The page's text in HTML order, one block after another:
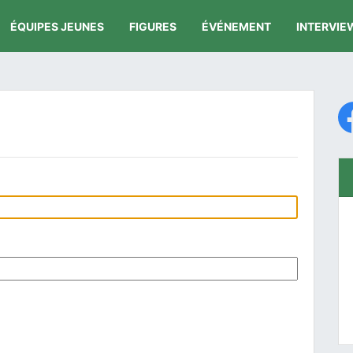
ÉQUIPES JEUNES FIGURES ÉVÉNEMENT